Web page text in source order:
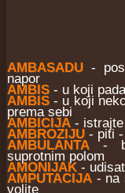
AMBASADU -
napor
AMBIS - u koji
AMBIS - u koji
prema sebi
AMBICIJA -
AMBROZIJU - piti
AMBULANTA -
suprotnim polom
AMONIJAK -
AMPUTACIJA - na
volite